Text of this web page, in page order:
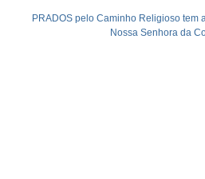
PRADOS pelo Caminho Religioso tem
Nossa Senhora da